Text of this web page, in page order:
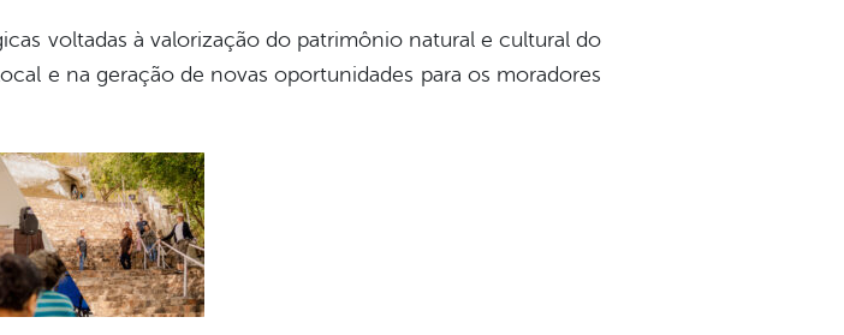
voltadas à valorização do patrimônio natural e cultural do
e na geração de novas oportunidades para os moradores